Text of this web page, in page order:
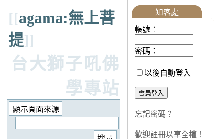
[[agama:無上菩
提]]
台大獅子吼佛
學專站
知客處
帳號：
密碼：
以後自動登入
忘記密碼？
歡迎註冊以享全權！